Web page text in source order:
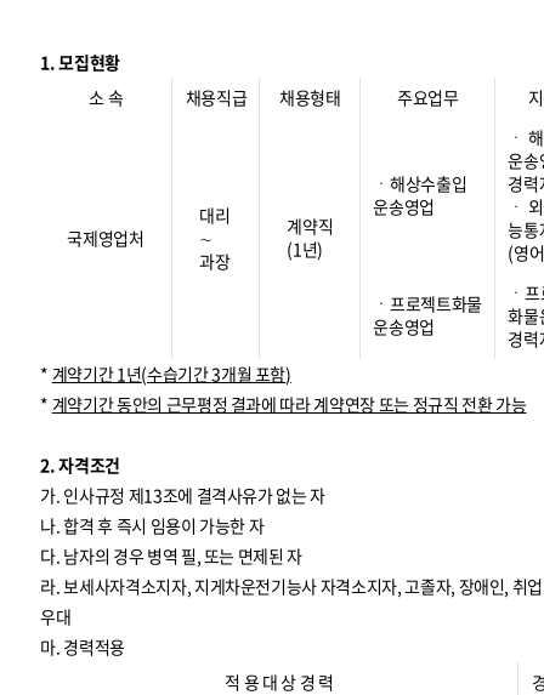
1. 모집현황
소 속
채용직급 채용형태 주요업무
국제영업처
대리
∼
과장
계약직
(1년)
ㆍ해상수출입
운송영업
ㆍ
운송
경력
ㆍ
능통
(영
ㆍ프로젝트화물
운송영업
ㆍ
화물
경력
* 계약기간1년(수습기간3개월 포함)
* 계약기간 동안의 근무평정 결과에 따라 계약연장 또는 정규직 전환 가능
2. 자격조건
가. 인사규정 제13조에 결격사유가 없는 자
나. 합격 후 즉시 임용이 가능한 자
다. 남자의 경우 병역 필, 또는 면제된 자
라. 보세사자격소지자, 지게차운전기능사 자격소지자, 고졸자, 장애인, 취
우대
마. 경력적용
적 용 대 상 경 력